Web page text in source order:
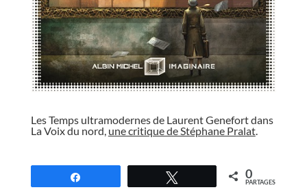
Les Temps ultramodernes de Laurent Genefort dans
La Voix du nord, une critique de Stéphane Pralat.
0
PARTAGES